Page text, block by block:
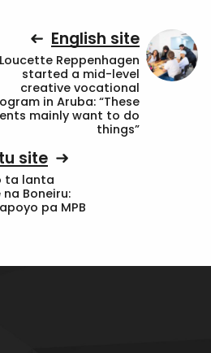
English site
Loucette Reppenhagen
started a mid-level
creative vocational
in Aruba: “These
mainly want to do
things”
site
ta lanta
Boneiru:
pa MPB